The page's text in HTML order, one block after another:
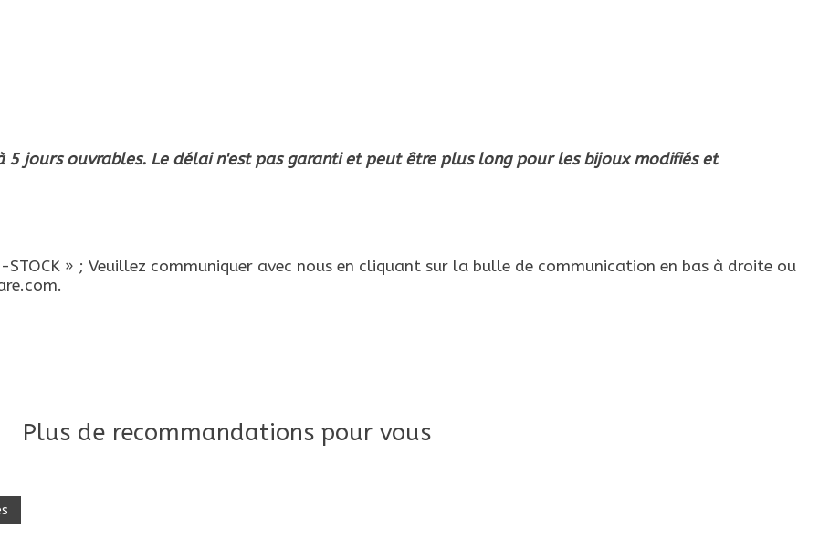
5 jours ouvrables. Le délai n'est pas garanti et peut être plus long pour les bijoux modifiés et
» ; Veuillez communiquer avec nous en cliquant sur la bulle de communication en bas à droite ou
.
Plus de recommandations pour vous